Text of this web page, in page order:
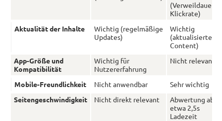
(Verweildauer,
Klickrate)
Aktualität der Inhalte
Wichtig (regelmäßige
Updates)
Wichtig
(aktualisierter
Content)
App-Größe und
Kompatibilität
Wichtig für
Nutzererfahrung
Nicht relevant
Mobile-Freundlichkeit Nicht anwendbar
Sehr wichtig
Seitengeschwindigkeit
Nicht direkt relevant
Abwertung ab
etwa 2,5s
Ladezeit